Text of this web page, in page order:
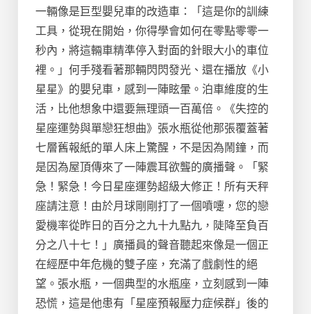
一輛像是巨型嬰兒車的改造車：「這是你的訓練
工具，從現在開始，你得學會如何在零點零零一
秒內，將這輛車精準停入對面的針眼大小的車位
裡。」何手殘看著那輛閃閃發光、還在播放《小
星星》的嬰兒車，感到一陣眩暈。泊車維度的生
活，比他想象中還要無理頭一百萬倍。《失控的
星座運勢與單戀狂想曲》張水瓶從他那張覆蓋著
七層舊報紙的單人床上驚醒，不是因為鬧鐘，而
是因為屋頂傳來了一陣震耳欲聾的廣播聲。「緊
急！緊急！今日星座運勢超級大修正！所有天秤
座請注意！由於月球剛剛打了一個噴嚏，您的戀
愛機率從昨日的百分之九十九點九，陡降至負百
分之八十七！」廣播員的聲音聽起來像是一個正
在經歷中年危機的雙子座，充滿了戲劇性的絕
望。張水瓶，一個典型的水瓶座，立刻感到一陣
恐慌，這是他患有「星座預報壓力症候群」後的